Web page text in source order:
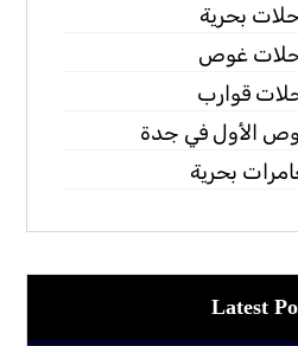
بحرية
غوص
قوارب
الأول في جدة
بحرية
Latest